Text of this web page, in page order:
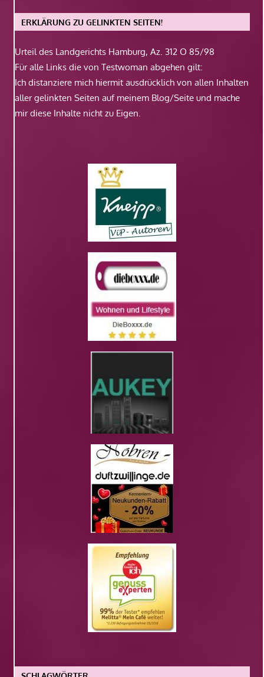
ERKLÄRUNG ZU GELINKTEN SEITEN!
Urteil des Landgerichts Hamburg, Az. 312 O 85/98
Für alle Links die von Testwoman abgehen gilt:
Ich distanziere mich hiermit ausdrücklich von allen Inhalten
aller gelinkten Seiten auf meinem Blog/Seite und mache
mir diese Inhalte nicht zu Eigen.